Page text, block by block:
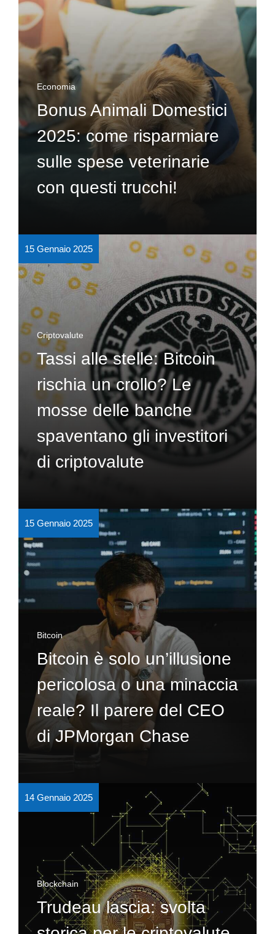
Economia
Bonus Animali Domestici
2025: come risparmiare
sulle spese veterinarie
con questi trucchi!
15 Gennaio 2025
Criptovalute
Tassi alle stelle: Bitcoin
rischia un crollo? Le
mosse delle banche
spaventano gli investitori
di criptovalute
15 Gennaio 2025
Bitcoin
Bitcoin è solo un’illusione
pericolosa o una minaccia
reale? Il parere del CEO
di JPMorgan Chase
14 Gennaio 2025
Blockchain
Trudeau lascia: svolta